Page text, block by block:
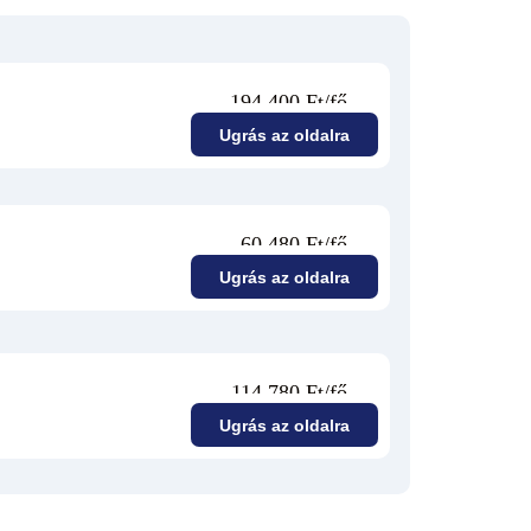
194 400 Ft/fő
Ugrás az oldalra
60 480 Ft/fő
Ugrás az oldalra
114 780 Ft/fő
Ugrás az oldalra